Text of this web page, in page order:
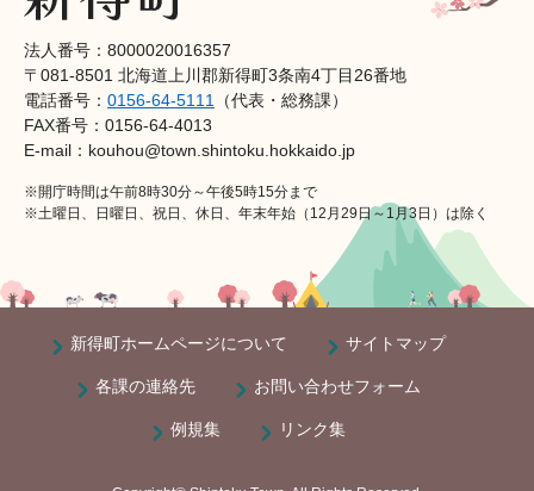
法人番号：8000020016357
〒081-8501 北海道上川郡新得町3条南4丁目26番地
電話番号： 0156-64-5111
（代表・総務課）
FAX番号：0156-64-4013
E-mail：kouhou@town.shintoku.hokkaido.jp
※開庁時間は午前8時30分～午後5時15分まで
※土曜日、日曜日、祝日、休日、年末年始（12月29日～1月3日）は除く
新得町ホームページについて サイトマップ
各課の連絡先 お問い合わせフォーム
例規集 リンク集